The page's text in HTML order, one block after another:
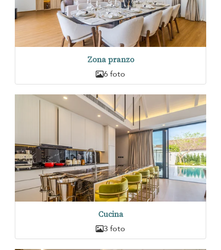
Zona pranzo
6 foto
Cucina
3 foto